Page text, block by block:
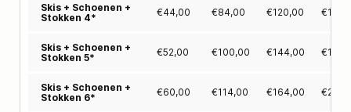
Skis + Schoenen +
Stokken 4*
€44,00 €84,00 €120,00 €
Skis + Schoenen +
Stokken 5*
€52,00 €100,00 €144,00 €
Skis + Schoenen +
Stokken 6*
€60,00 €114,00 €164,00 €